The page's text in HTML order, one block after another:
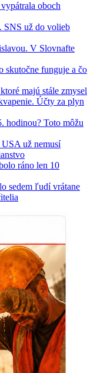
oboch
SNS už do volieb
V Slovnafte
skutočne funguje a čo
majú stále zmysel
Účty za plyn
hodinou? Toto môžu
už nemusí
ráno len 10
sedem ľudí vrátane